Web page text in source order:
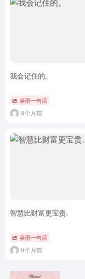
我会记住的。
英语一句话
8个月前
智慧比财富更宝贵.
英语一句话
9个月前